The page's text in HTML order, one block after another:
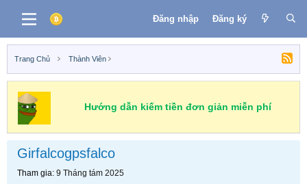
Đăng nhập Đăng ký
Trang Chủ Thành Viên
Hướng dẫn kiếm tiền đơn giản miễn phí
Girfalcogpsfalco
Tham gia 9 Tháng tám 2025